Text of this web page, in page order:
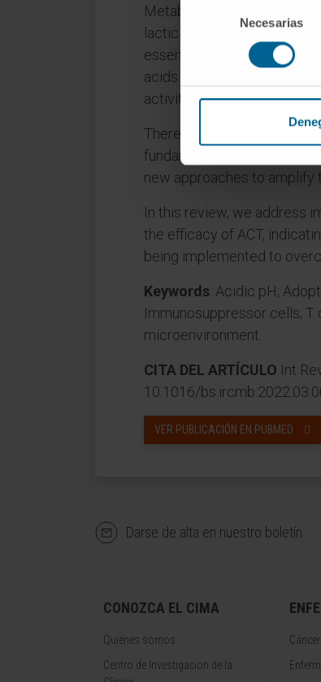
consentimiento
Necesarias
Metabolic competition,
lactic acid secretion and
essential amino acids, the
acids in the tumor
activity of the immune cells
Therefore, a new trend in
fundamental biology
new approaches to amplify
In this review, we address
the efficacy of ACT,
being implemented to
Keywords: Acidic pH;
Immunosuppressor cells; T
microenvironment.
CITA DEL ARTÍCULO Int
10.1016/
VER PUBLICACIÓN EN PUBMED
Darse de alta en nuestro boletín
CONOZCA EL CIMA
Quiénes somos
Centro de Investigacion de la
Cáncer